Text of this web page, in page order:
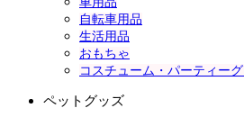
自転車用品
生活用品
おもちゃ
コスチューム・パーティー
ペットグッズ